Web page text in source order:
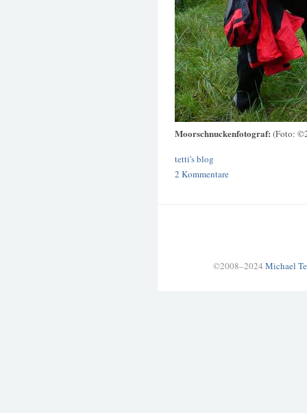
Moorschnuckenfotograf: (Foto:
tetti's blog
2 Kommentare
©2008–2024 Michael